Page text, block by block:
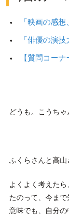
「映画の感
「俳優の演
【質問コー
どうも。こうちゃ
ふくらさんと高山
よくよく考えた
たのって、今ま
意味でも、自分